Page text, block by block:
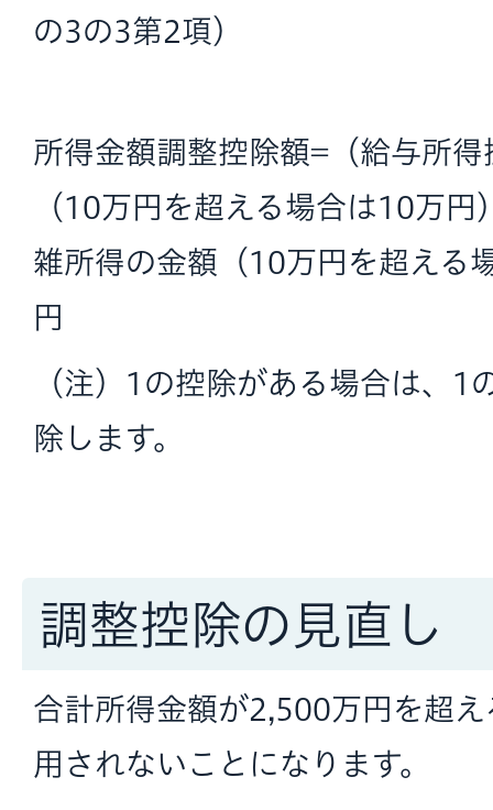
の3の3第2項）
所得金額調整控除額=（給与所
（10万円を超える場合は10万
雑所得の金額（10万円を超える
円
（注）1の控除がある場合は、1
除します。
調整控除の見直し
合計所得金額が2,500万円を超
用されないことになります。